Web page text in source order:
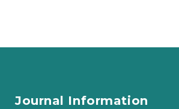
Journal Information